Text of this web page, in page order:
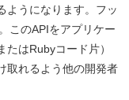
ようになります。フッ
このAPIをアプリケー
はRubyコード片）
取れるよう他の開発者